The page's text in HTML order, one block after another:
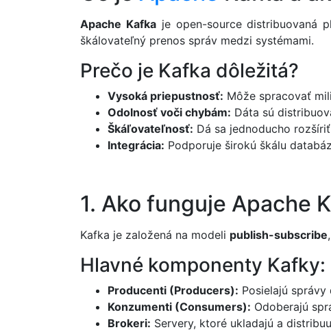
Apache Kafkaje open-source distribuovaná
škálovateľný prenos správ medzi systémami.
Prečo je Kafka dôležitá?
Vysoká priepustnosť: Môže spracovať
Odolnosť voči chybám: Dáta sú
Škáľovateľnosť: Dá sa jednoducho
Integrácia: Podporuje širokú škálu
1. Ako funguje Apache
Kafka je založená na modeli publish-subscribe
Hlavné komponenty Kafky:
Producenti (Producers): Posielajú
Konzumenti (Consumers): Odoberajú
Brokeri: Servery, ktoré ukladajú a